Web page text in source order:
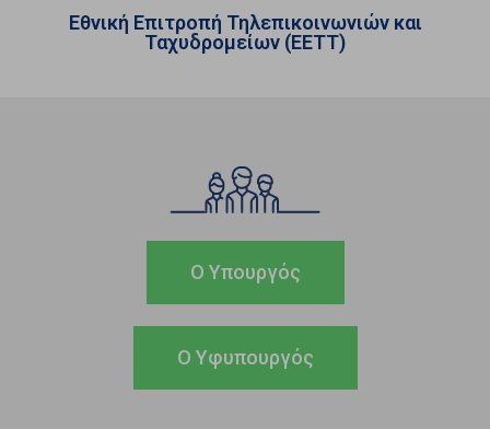
Εθνική Επιτροπή Τηλεπικοινωνιών και
Ταχυδρομείων (ΕΕΤΤ)
Ο Υπουργός
Ο Υφυπουργός